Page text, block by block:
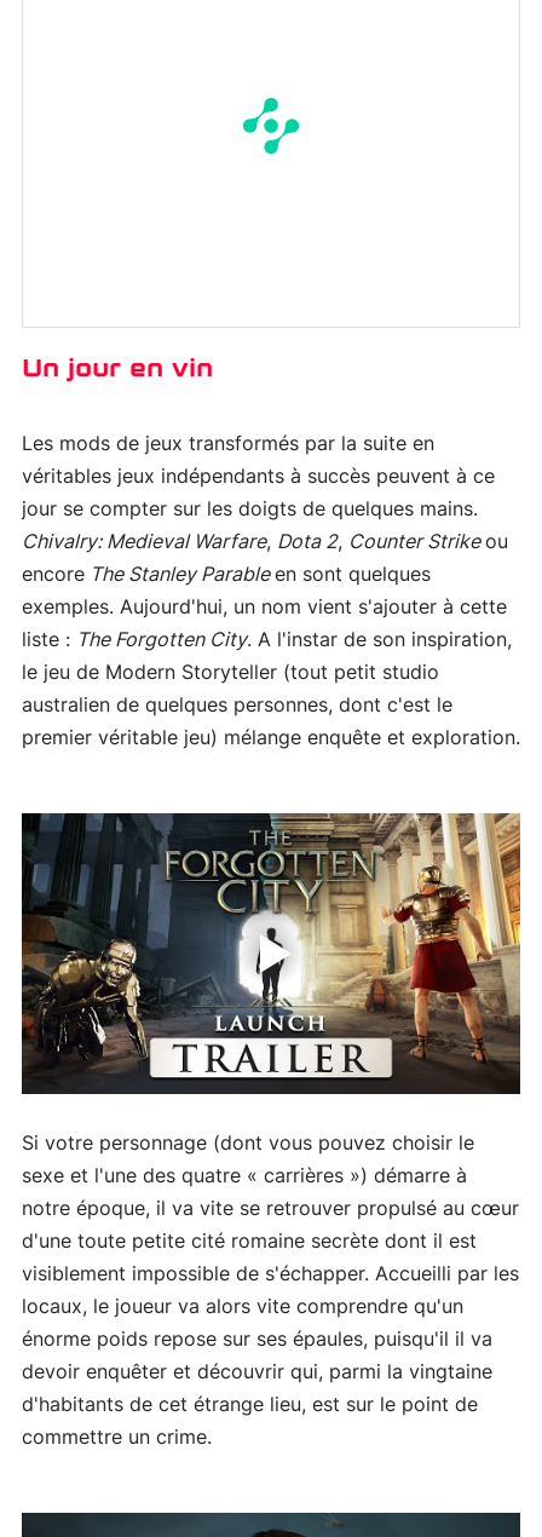
Un jour en vin
Les mods de jeux transformés par la suite en
véritables jeux indépendants à succès peuvent à ce
jour se compter sur les doigts de quelques mains.
Chivalry: Medieval Warfare, Dota 2, Counter Strikeou
encore The Stanley Parableen sont quelques
exemples. Aujourd'hui, un nom vient s'ajouter à cette
liste : The Forgotten City. A l'instar de son inspiration,
le jeu de Modern Storyteller (tout petit studio
australien de quelques personnes, dont c'est le
premier véritable jeu) mélange enquête et exploration.
Si votre personnage (dont vous pouvez choisir le
sexe et l'une des quatre « carrières ») démarre à
notre époque, il va vite se retrouver propulsé au cœur
d'une toute petite cité romaine secrète dont il est
visiblement impossible de s'échapper. Accueilli par les
locaux, le joueur va alors vite comprendre qu'un
énorme poids repose sur ses épaules, puisqu'il il va
devoir enquêter et découvrir qui, parmi la vingtaine
d'habitants de cet étrange lieu, est sur le point de
commettre un crime.